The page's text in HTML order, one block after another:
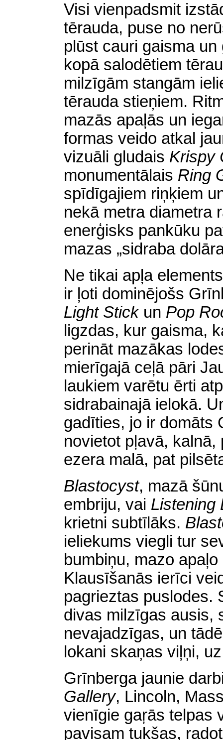
Visi vienpadsmit
tērauda, puse no
plūst cauri gaisma
kopā salodētiem
milzīgām stangām
tērauda stieņiem.
mazās apaļās un
formas veido atkal
vizuāli gludais Krispy
monumentālais Ring
spīdīgajiem riņķiem
nekā metra diametra
enerģisks pankūku
mazas „sidraba
Ne tikai apļa
ir ļoti dominējošs
Light Stick un Pop
ligzdas, kur gaisma,
perināt mazākas
mierīgajā ceļā pāri
laukiem varētu ērti
sidrabainajā ielokā.
gadīties, jo ir domāts
novietot pļavā,
ezera malā, pat
Blastocyst, mazā
embriju, vai
krietni subtīlāks.
ieliekums viegli tur
bumbiņu, mazo
Klausīšanās ierīci
pagrieztas puslodes.
divas milzīgas ausis,
nevajadzīgas, un
lokani skaņas viļņi,
Grīnberga jaunie
Gallery, Lincoln,
vienīgie gaŗās telpas
pavisam tukšas,